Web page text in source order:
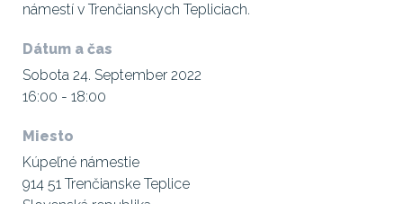
námestí v Trenčianskych Tepliciach.
Dátum a čas
Sobota 24. September 2022
16:00 - 18:00
Miesto
Kúpeľné námestie
914 51 Trenčianske Teplice